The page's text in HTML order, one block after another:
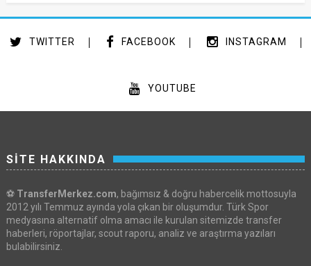
TWITTER FACEBOOK INSTAGRAM
YOUTUBE
SİTE HAKKINDA
⚽ TransferMerkez.com, bağımsız & doğru habercelik mottosuyla
2012 yılı Temmuz ayında yola çıkan bir oluşumdur. Türk Spor
medyasına alternatif olma amacı ile kurulan sitemizde transfer
haberleri, röportajlar, scout raporu, analiz ve araştırma yazıları
bulabilirsiniz.